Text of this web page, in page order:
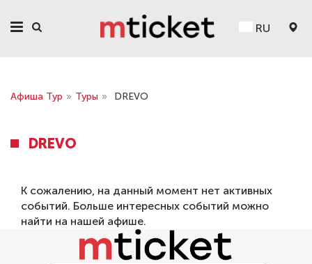
RU
Афиша Тур » Туры » DREVO
DREVO
К сожалению, на данный момент нет активных
событий. Больше интересных событий можно
найти на нашей афише.